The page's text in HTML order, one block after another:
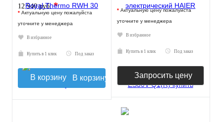
12 940 руб.*
* Актуальную цену пожалуйста
уточните у менеджера
В избранное
Купить в 1 клик Под заказ
В корзину
* Актуальную цену пожалуйста
уточните у менеджера
В избранное
Купить в 1 клик Под заказ
Запросить цену